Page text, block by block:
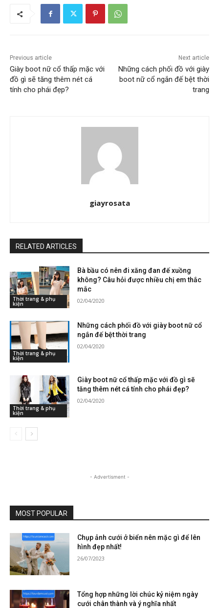
Previous article
Giày boot nữ cổ thấp mặc với
đồ gì sẽ tăng thêm nét cá
tính cho phái đẹp?
Next article
Những cách phối đồ với giày
boot nữ cổ ngắn đế bệt thời
trang
giayrosata
RELATED ARTICLES
Thời trang & phụ
kiện
Bà bầu có nên đi xăng đan đế xuồng
không? Câu hỏi được nhiều chị em thắc
mắc
02/04/2020
Thời trang & phụ
kiện
Những cách phối đồ với giày boot nữ cổ
ngắn đế bệt thời trang
02/04/2020
Thời trang & phụ
kiện
Giày boot nữ cổ thấp mặc với đồ gì sẽ
tăng thêm nét cá tính cho phái đẹp?
02/04/2020
- Advertisment -
MOST POPULAR
Chụp ảnh cưới ở biển nên mặc gì để lên
hình đẹp nhất!
26/07/2023
Tổng hợp những lời chúc kỷ niệm ngày
cưới chân thành và ý nghĩa nhất